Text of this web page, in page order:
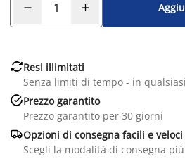
Resi illimitati
Senza limiti di tempo - in qualsiasi
Prezzo garantito
Prezzo garantito per 30 giorni
Opzioni di consegna facili e veloci
Scegli la modalità di consegna